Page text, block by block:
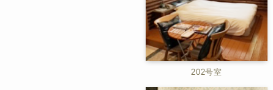
202号室